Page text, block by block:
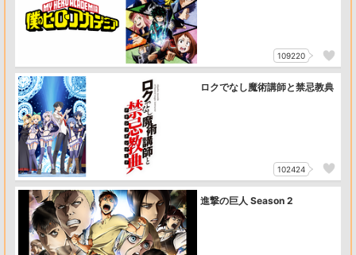
109220
ロクでなし魔術講師と禁忌教典
102424
進撃の巨人 Season 2